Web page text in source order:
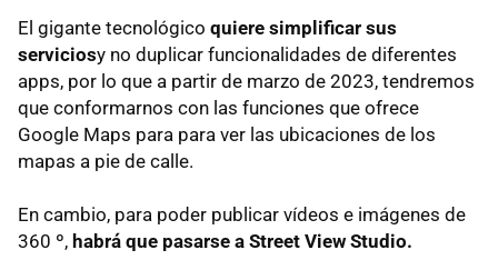
El gigante tecnológico quiere simplificar sus
serviciosy no duplicar funcionalidades de diferentes
apps, por lo que a partir de marzo de 2023, tendremos
que conformarnos con las funciones que ofrece
Google Maps para para ver las ubicaciones de los
mapas a pie de calle.
En cambio, para poder publicar vídeos e imágenes de
360 º, habrá que pasarse a Street View Studio.